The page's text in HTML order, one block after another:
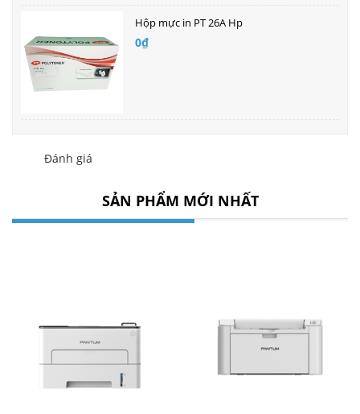
Hộp mực in PT 26A Hp
0₫
Đánh giá
SẢN PHẨM MỚI NHẤT